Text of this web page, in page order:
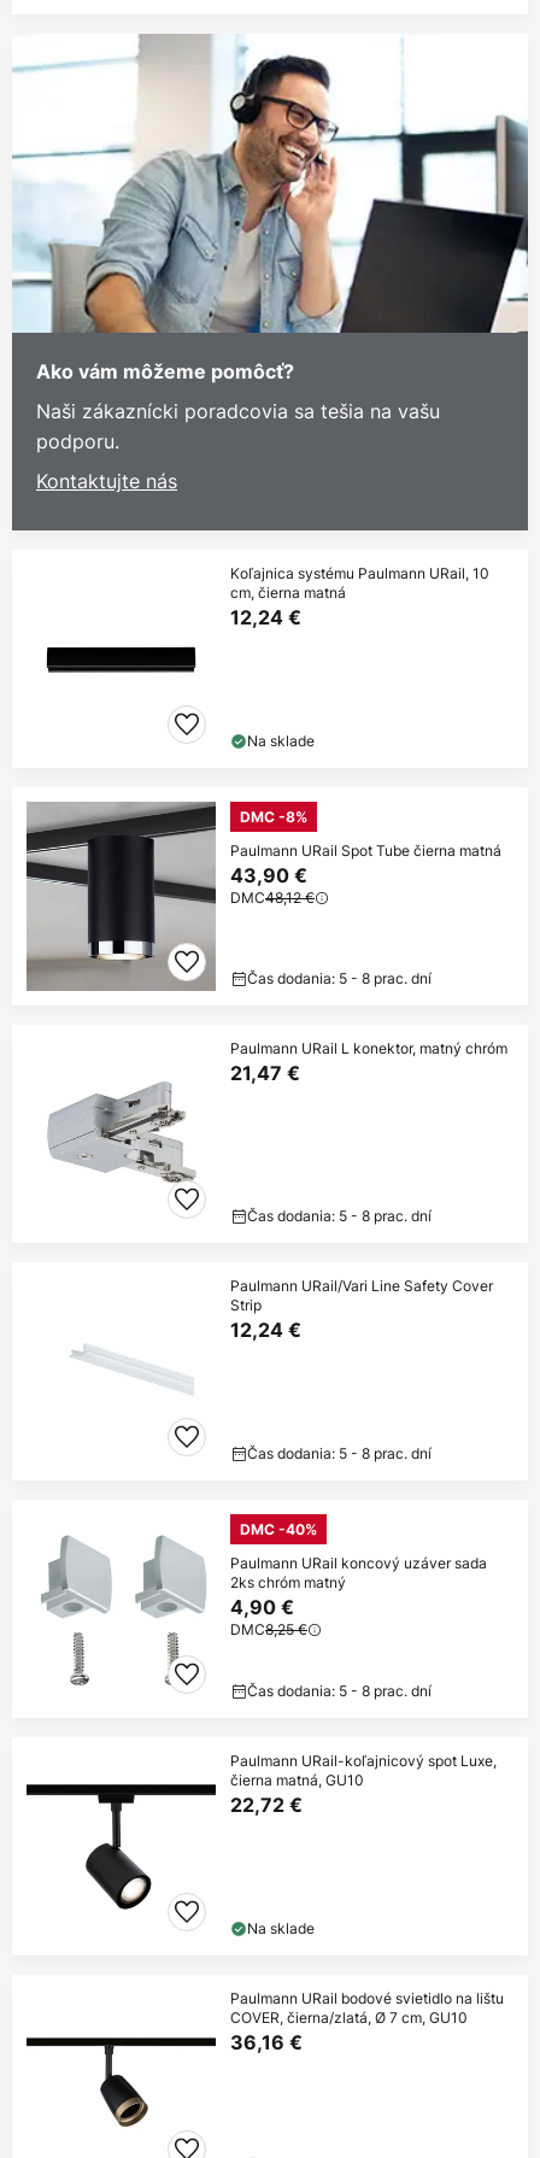
Ako vám môžeme pomôcť?
Naši zákaznícki poradcovia sa tešia na vašu
podporu.
Kontaktujte nás
Koľajnica systému Paulmann URail, 10
cm, čierna matná
12,24 €
Na sklade
DMC -8%
Paulmann URail Spot Tube čierna matná
43,90 €
DMC48,12 €
Čas dodania: 5 - 8 prac. dní
Paulmann URail L konektor, matný chróm
21,47 €
Čas dodania: 5 - 8 prac. dní
Paulmann URail/Vari Line Safety Cover
Strip
12,24 €
Čas dodania: 5 - 8 prac. dní
DMC -40%
Paulmann URail koncový uzáver sada
2ks chróm matný
4,90 €
DMC8,25 €
Čas dodania: 5 - 8 prac. dní
Paulmann URail-koľajnicový spot Luxe,
čierna matná, GU10
22,72 €
Na sklade
Paulmann URail bodové svietidlo na lištu
COVER, čierna/zlatá, Ø 7 cm, GU10
36,16 €